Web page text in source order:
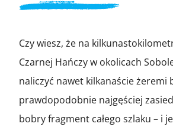
Czy wiesz, że na
Czarnej Hańczy w okolicach
naliczyć nawet kilkanaście żeremi
prawdopodobnie najgęściej
bobry fragment całego szlaku – i